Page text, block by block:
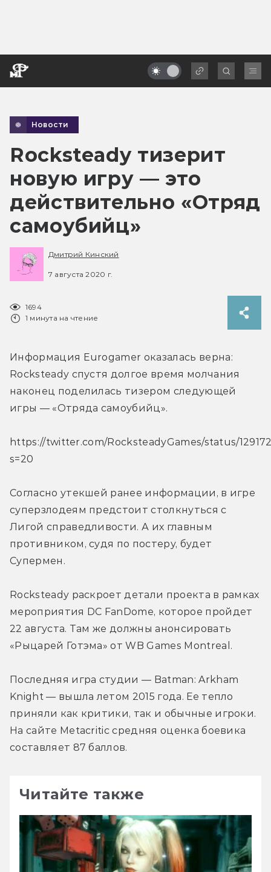
Новости
Rocksteady тизерит
новую игру — это
действительно «Отряд
самоубийц»
Дмитрий Кинский
7 августа 2020 г.
1694
1 минута на чтение
Информация Eurogamer оказалась верна:
Rocksteady спустя долгое время молчания
наконец поделилась тизером следующей
игры — «Отряда самоубийц».
https://twitter.com/RocksteadyGames/status/
s=20
Согласно утекшей ранее информации, в игре
суперзлодеям предстоит столкнуться с
Лигой справедливости. А их главным
противником, судя по постеру, будет
Супермен.
Rocksteady раскроет детали проекта в рамках
мероприятия DC FanDome, которое пройдет
22 августа. Там же должны анонсировать
«Рыцарей Готэма» от WB Games Montreal.
Последняя игра студии — Batman: Arkham
Knight — вышла летом 2015 года. Ее тепло
приняли как критики, так и обычные игроки.
На сайте Metacritic средняя оценка боевика
составляет 87 баллов.
Читайте также